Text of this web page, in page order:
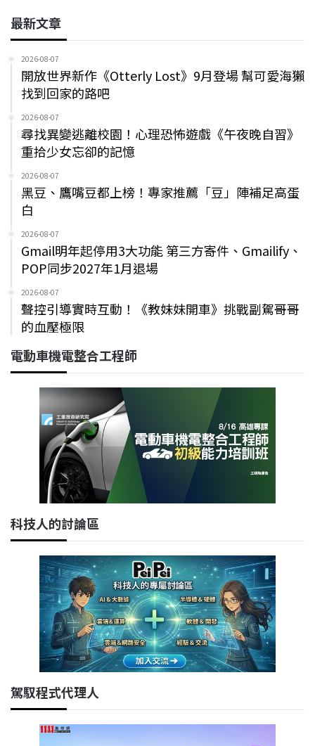
最新文章
2026-08-07
開放世界新作《Otterly Lost》9月登場 幫可愛海獺
找到回家的路吧
2026-08-07
尋找異變逃離校園！心理恐怖遊戲《午夜晚自習》
重拾少女忘卻的記憶
2026-08-07
黑豆、鷹嘴豆都上榜！專家推薦「豆」陣補足高蛋
白
2026-08-07
Gmail明年起停用3大功能 第三方寄件、Gmailify、
POP同步2027年1月退場
2026-08-07
聲控引導實時互動！《教妹妹開車》挑戰副駕哥哥
的血壓極限
電動車機電整合工程師
科技人的討論區
駕馭程式代理人